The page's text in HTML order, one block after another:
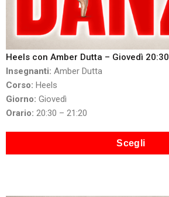
Heels con Amber Dutta – Giovedì 20:30
Insegnanti: Amber Dutta
Corso: Heels
Giorno: Giovedì
Orario: 20:30 – 21:20
Scegli